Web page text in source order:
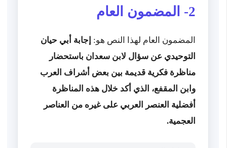
2- المضمون العام
المضمون العام لهذا النص هو: إجابة أبي حيان
التوحيدي عن سؤال لابن سعدان باستحضار
مناظرة فكرية قديمة بين بعض أشراف العرب
وابن المقفع، الذي أكد خلال هذه المناظرة
أفضلية العنصر العربي على غيره من العناصر
العجمية.